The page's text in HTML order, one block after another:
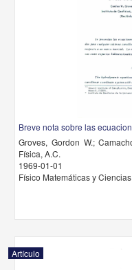
Breve nota sobre las
Groves, Gordon W.;
Física, A.C.
1969-01-01
Físico Matemáticas y
Artículo